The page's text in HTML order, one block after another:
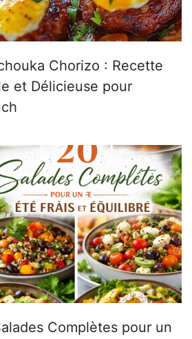
Chorizo : Recette
et Délicieuse pour
Complètes pour un